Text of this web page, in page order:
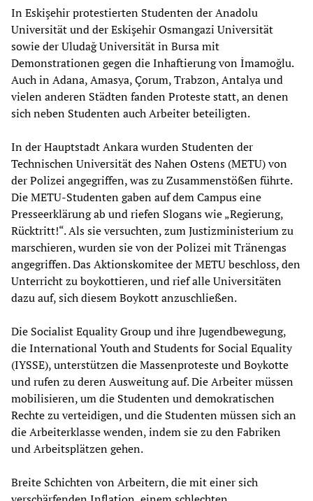
In Eskişehir protestierten Studenten der Anadolu
Universität und der Eskişehir Osmangazi Universität
sowie der Uludağ Universität in Bursa mit
Demonstrationen gegen die Inhaftierung von İmamoğlu.
Auch in Adana, Amasya, Çorum, Trabzon, Antalya und
vielen anderen Städten fanden Proteste statt, an denen
sich neben Studenten auch Arbeiter beteiligten.
In der Hauptstadt Ankara wurden Studenten der
Technischen Universität des Nahen Ostens (METU) von
der Polizei angegriffen, was zu Zusammenstößen führte.
Die METU-Studenten gaben auf dem Campus eine
Presseerklärung ab und riefen Slogans wie „Regierung,
Rücktritt!“. Als sie versuchten, zum Justizministerium zu
marschieren, wurden sie von der Polizei mit Tränengas
angegriffen. Das Aktionskomitee der METU beschloss, den
Unterricht zu boykottieren, und rief alle Universitäten
dazu auf, sich diesem Boykott anzuschließen.
Die Socialist Equality Group und ihre Jugendbewegung,
die International Youth and Students for Social Equality
(IYSSE), unterstützen die Massenproteste und Boykotte
und rufen zu deren Ausweitung auf. Die Arbeiter müssen
mobilisieren, um die Studenten und demokratischen
Rechte zu verteidigen, und die Studenten müssen sich an
die Arbeiterklasse wenden, indem sie zu den Fabriken
und Arbeitsplätzen gehen.
Breite Schichten von Arbeitern, die mit einer sich